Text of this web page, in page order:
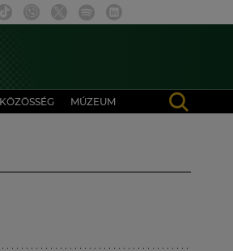
KÖZÖSSÉG MÚZEUM